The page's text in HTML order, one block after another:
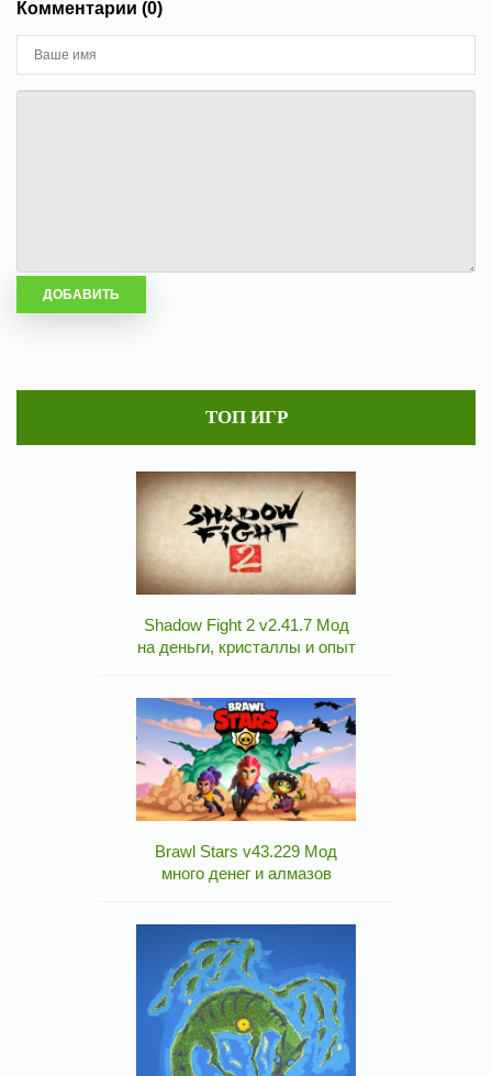
Комментарии (0)
ТОП ИГР
Shadow Fight 2 v2.41.7 Мод
на деньги, кристаллы и опыт
Brawl Stars v43.229 Мод
много денег и алмазов